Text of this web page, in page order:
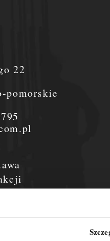
22
pomorskie